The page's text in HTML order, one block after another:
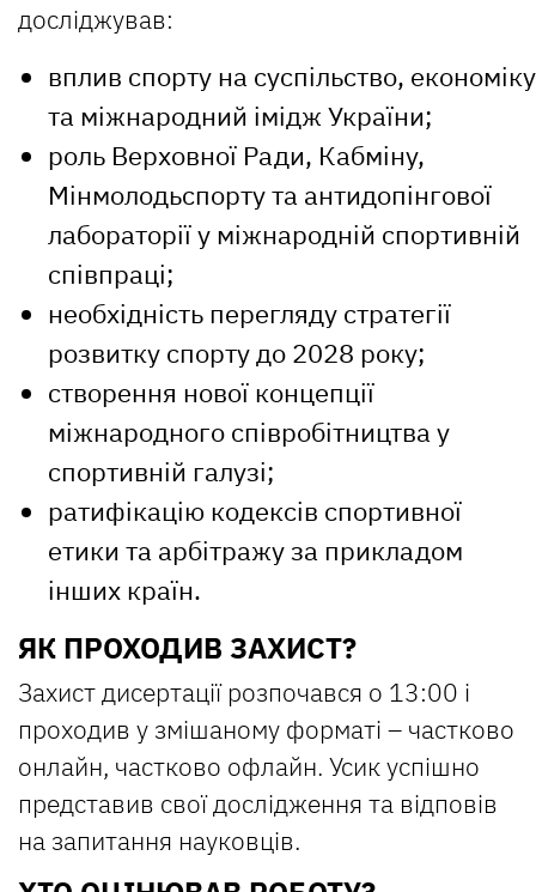
досліджував:
вплив спорту на суспільство, економіку
та міжнародний імідж України;
роль Верховної Ради, Кабміну,
Мінмолодьспорту та антидопінгової
лабораторії у міжнародній спортивній
співпраці;
необхідність перегляду стратегії
розвитку спорту до 2028 року;
створення нової концепції
міжнародного співробітництва у
спортивній галузі;
ратифікацію кодексів спортивної
етики та арбітражу за прикладом
інших країн.
ЯК ПРОХОДИВ ЗАХИСТ?
Захист дисертації розпочався о 13:00 і
проходив у змішаному форматі – частково
онлайн, частково офлайн. Усик успішно
представив свої дослідження та відповів
на запитання науковців.